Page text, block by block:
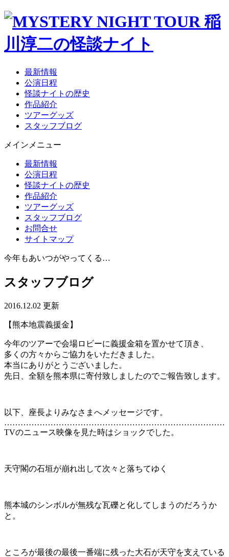
最新情報
公演日程
怪談ナイトの歴史
作品紹介
ツアーグッズ
スタッフブログ
メインメニュー
最新情報
公演日程
怪談ナイトの歴史
作品紹介
ツアーグッズ
スタッフブログ
お問合せ
サイトマップ
今年もあいつがやってくる…
スタッフブログ
2016.12.02 更新
【熊本地震義援金】
今年のツアーで会場ロビーに義援金箱を置かせて頂き、
多くの方々からご協力をいただきました。
本当にありがとうございました。
先日、全額を熊本県に寄付致しましたのでご報告致します。
以下、座長よりみなさまへメッセージです。
………………………………………………………………………
TVのニュース映像を見た時はショックでした。
天守閣の石垣が崩れ出して次々と落ちてゆく
熊本城のシンボルが無残な瓦礫と化してしまうのだろうか
と。
ところが最後の最後一番端に残った大石が天守を支えている